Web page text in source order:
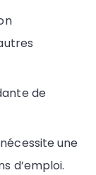
de
une
d’emploi.